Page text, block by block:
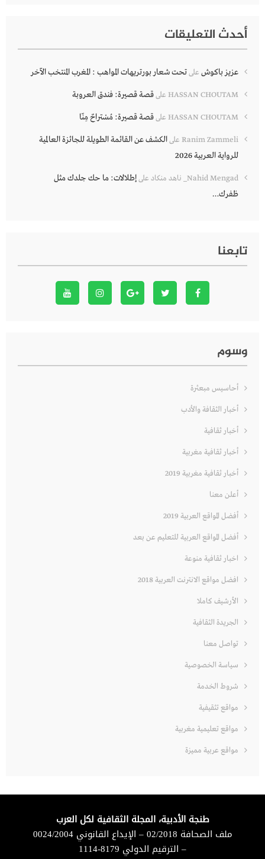
أحدث التعليقات
عزيز باكوش علىتحت شعار بورتريهات المواهب : المغرب المنتخب الآخر
HASSAN CHOUTAM علىقصة قصيرة: فندق العروبة
HASSAN CHOUTAM علىقصة قصيرة: مُسْتراحٌ مِنّا
Ranim Zammeli علىالكشف عن القائمة الطويلة للجائزة العالمية
للرواية العربية 2026
Nahid Mengad_ ناهد منكاد علىإطلالات: ما حك جلدك مثل
ظفرك…
تابعنا
وسوم
أحاسيس مبعثرة
أخبار الثقافة والأدب
أخبار ثقافية
أخبار ثقافية مغربية
أخبار ثقافية مغربية 2019
أعلن معنا
أفضل المواقع العربية 2019
أفضل المواقع العربية للتعليم عن بعد
اخبار ثقافية منوعة
افضل مواقع الانترنت العربية 2018
الأرشيف كاملا
الجريدة الثقافية
تواصل معنا
سياسة الخصوصية
شروط الخدمة
مواقع تثقيفية
مواقع تعليمية مغربية
مواقع عربية مميزة
طنجة الأدبية، المجلة الثقافية لكل العرب
ملف الصحافة 02/2018 – الإيداع القانوني 0024/2004
– الترقيم الدولي 8179-1114